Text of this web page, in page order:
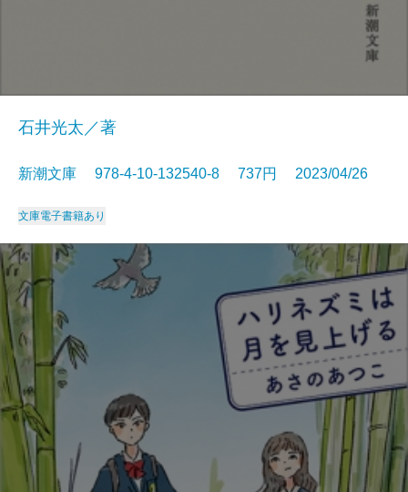
石井光太／著
新潮文庫 978-4-10-132540-8 737円 2023/04/26
文庫電子書籍あり